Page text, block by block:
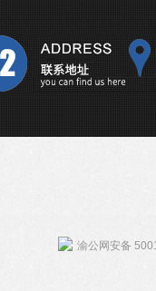
渝公网安备